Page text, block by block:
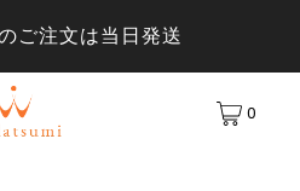
ご注文は当日発送
0